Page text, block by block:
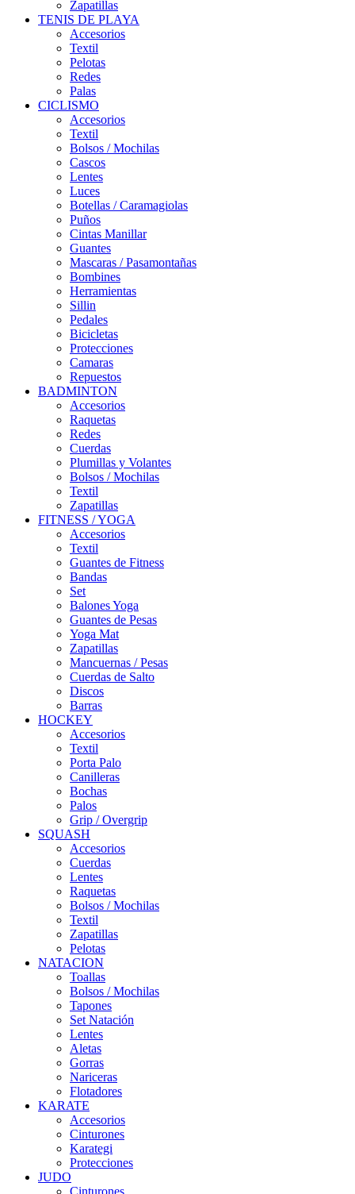
Zapatillas
TENIS DE PLAYA
Accesorios
Textil
Pelotas
Redes
Palas
CICLISMO
Accesorios
Textil
Bolsos / Mochilas
Cascos
Lentes
Luces
Botellas / Caramagiolas
Puños
Cintas Manillar
Guantes
Mascaras / Pasamontañas
Bombines
Herramientas
Sillin
Pedales
Bicicletas
Protecciones
Camaras
Repuestos
BADMINTON
Accesorios
Raquetas
Redes
Cuerdas
Plumillas y Volantes
Bolsos / Mochilas
Textil
Zapatillas
FITNESS / YOGA
Accesorios
Textil
Guantes de Fitness
Bandas
Set
Balones Yoga
Guantes de Pesas
Yoga Mat
Zapatillas
Mancuernas / Pesas
Cuerdas de Salto
Discos
Barras
HOCKEY
Accesorios
Textil
Porta Palo
Canilleras
Bochas
Palos
Grip / Overgrip
SQUASH
Accesorios
Cuerdas
Lentes
Raquetas
Bolsos / Mochilas
Textil
Zapatillas
Pelotas
NATACION
Toallas
Bolsos / Mochilas
Tapones
Set Natación
Lentes
Aletas
Gorras
Nariceras
Flotadores
KARATE
Accesorios
Cinturones
Karategi
Protecciones
JUDO